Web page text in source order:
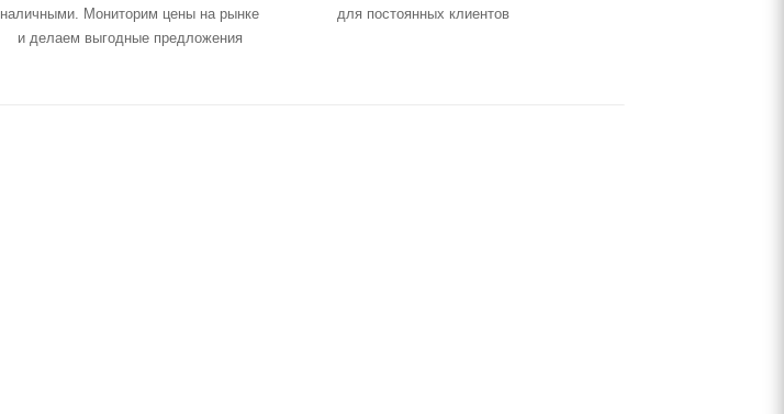
наличными. Мониторим цены на рынке
и делаем выгодные предложения
для постоянных клиентов